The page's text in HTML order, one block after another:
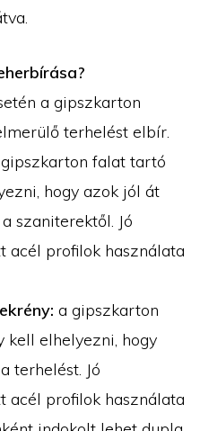
a gipszkarton
terhelést elbír.
falat tartó
hogy azok jól át
szaniterektől. Jó
acél profilok használata
a gipszkarton
elhelyezni, hogy
terhelést. Jó
acél profilok használata